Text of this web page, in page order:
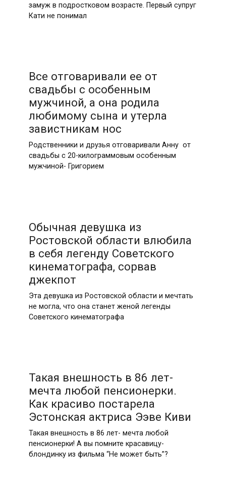
замуж в подростковом возрасте. Первый супруг
Кати не понимал
Все отговаривали ее от
свадьбы с особенным
мужчиной, а она родила
любимому сына и утерла
завистникам нос
Родственники и друзья отговаривали Анну от
свадьбы с 20-килограммовым особенным
мужчиной- Григорием
Обычная девушка из
Ростовской области влюбила
в себя легенду Советского
кинематографа, сорвав
джекпот
Эта девушка из Ростовской области и мечтать
не могла, что она станет женой легенды
Советского кинематографа
Такая внешность в 86 лет-
мечта любой пенсионерки.
Как красиво постарела
Эстонская актриса Ээве Киви
Такая внешность в 86 лет- мечта любой
пенсионерки! А вы помните красавицу-
блондинку из фильма “Не может быть”?